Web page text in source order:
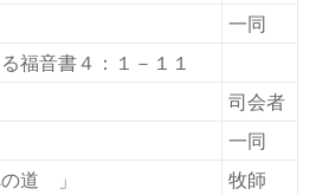
一同
福音書４：１－１１
司会者
一同
道 」
牧師